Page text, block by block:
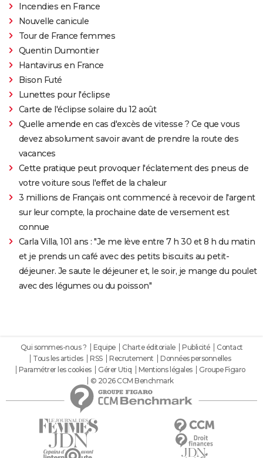
Incendies en France
Nouvelle canicule
Tour de France femmes
Quentin Dumontier
Hantavirus en France
Bison Futé
Lunettes pour l'éclipse
Carte de l'éclipse solaire du 12 août
Quelle amende en cas d'excès de vitesse ? Ce que vous
devez absolument savoir avant de prendre la route des
vacances
Cette pratique peut provoquer l'éclatement des pneus de
votre voiture sous l'effet de la chaleur
3 millions de Français ont commencé à recevoir de l'argent
sur leur compte, la prochaine date de versement est
connue
Carla Villa, 101 ans : "Je me lève entre 7 h 30 et 8 h du matin
et je prends un café avec des petits biscuits au petit-
déjeuner. Je saute le déjeuner et, le soir, je mange du poulet
avec des légumes ou du poisson"
Qui sommes-nous ? Equipe Charte éditoriale Publicité
Contact
Tous les articles
RSS Recrutement
Données personnelles
Paramétrer les cookies
Gérer Utiq Mentions légales
Groupe Figaro
© 2026 CCM Benchmark